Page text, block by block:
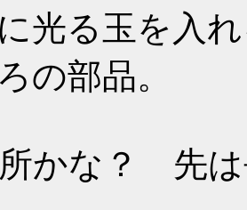
光る玉を入
の部品。
所かな？ 先